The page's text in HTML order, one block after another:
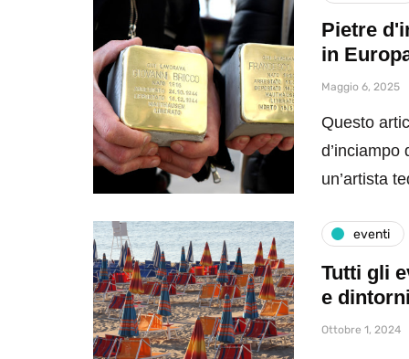
Pietre
in
Maggio 6, 2025
Questo
d’inciampo
un’artista
eventi
Tutti gli
e dintorni
Ottobre 1, 2024